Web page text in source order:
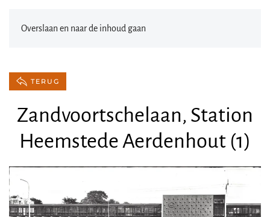
Overslaan en naar de inhoud gaan
TERUG
Zandvoortschelaan, Station
Heemstede Aerdenhout (1)